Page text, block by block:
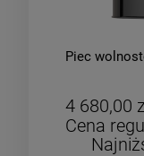
Piec
4 680,00
Cena